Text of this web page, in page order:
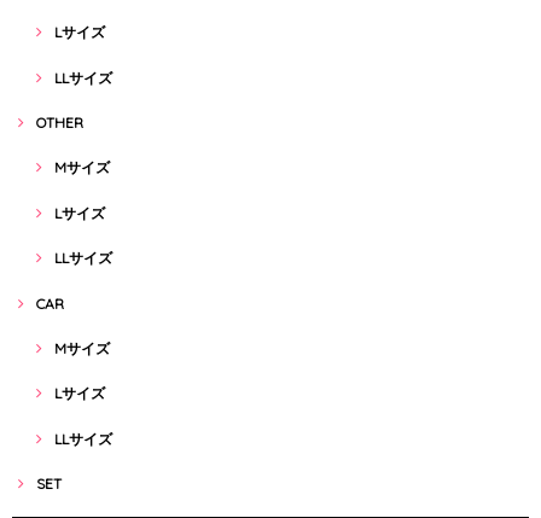
Lサイズ
LLサイズ
OTHER
Mサイズ
Lサイズ
LLサイズ
CAR
Mサイズ
Lサイズ
LLサイズ
SET